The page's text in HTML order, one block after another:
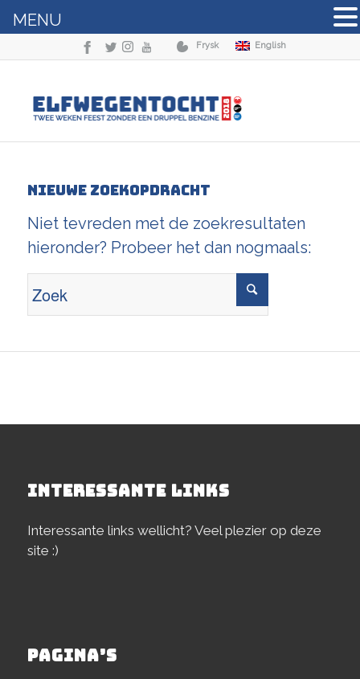
Frysk English
Nieuwe zoekopdracht
Niet tevreden met de zoekresultaten
hieronder? Probeer het dan nogmaals:
INTERESSANTE LINKS
Interessante links wellicht? Veel plezier op deze
site :)
PAGINA’S
MENU